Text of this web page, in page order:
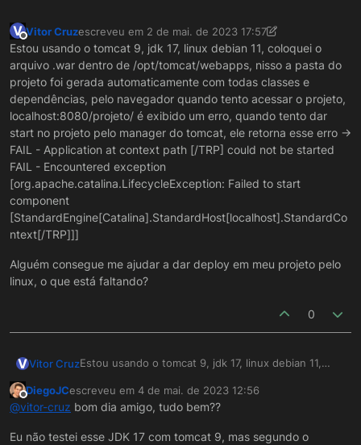
V
Offline
Vitor Cruzescreveu em 2 de mai. de 2023 17:57
última edição por Vitor Cruz5 de fev. de 2023 14:58
Estou usando o tomcat 9, jdk 17, linux debian 11, coloquei o
arquivo .war dentro de /opt/tomcat/webapps, nisso a pasta do
projeto foi gerada automaticamente com todas classes e
dependências, pelo navegador quando tento acessar o projeto,
localhost:8080/projeto/ é exibido um erro, quando tento dar
start no projeto pelo manager do tomcat, ele retorna esse erro ->
FAIL - Application at context path [/TRP] could not be started
FAIL - Encountered exception
[org.apache.catalina.LifecycleException: Failed to start
component
[StandardEngine[Catalina].StandardHost[localhost].StandardCo
ntext[/TRP]]]
Alguém consegue me ajudar a dar deploy em meu projeto pelo
linux, o que está faltando?
0
VVitor CruzEstou usando o tomcat 9, jdk 17, linux debian 11,
/opt/tomcat/webapps, nisso a pasta do projeto foi
gerada automaticamente com todas classes e
acessar o projeto, localhost:8080/projeto/ é exibido
Alguém consegue me ajudar a dar deploy em meu
projeto pelo linux, o que está faltando?
Offline
DiegoJCescreveu em 4 de mai. de 2023 12:56
última edição por
@vitor-cruz bom dia amigo, tudo bem??
Eu não testei esse JDK 17 com tomcat 9, mas segundo o